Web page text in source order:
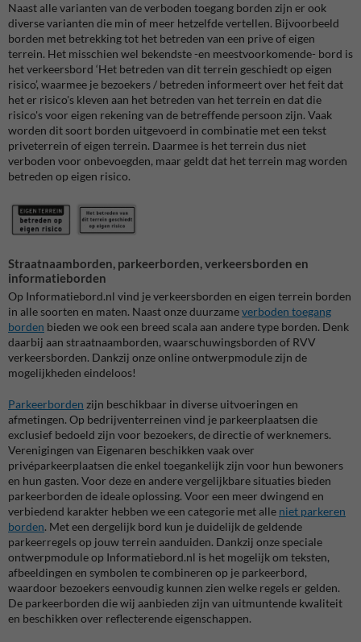
Naast alle varianten van de verboden toegang borden zijn er ook
diverse varianten die min of meer hetzelfde vertellen. Bijvoorbeeld
borden met betrekking tot het betreden van een prive of eigen
terrein. Het misschien wel bekendste -en meestvoorkomende- bord is
het verkeersbord ‘Het betreden van dit terrein geschiedt op eigen
risico’, waarmee je bezoekers / betreden informeert over het feit dat
het er risico's kleven aan het betreden van het terrein en dat die
risico's voor eigen rekening van de betreffende persoon zijn. Vaak
worden dit soort borden uitgevoerd in combinatie met een tekst
priveterrein of eigen terrein. Daarmee is het terrein dus niet
verboden voor onbevoegden, maar geldt dat het terrein mag worden
betreden op eigen risico.
Straatnaamborden, parkeerborden, verkeersborden en
informatieborden
Op Informatiebord.nl vind je verkeersborden en eigen terrein borden
in alle soorten en maten. Naast onze duurzameverboden toegang
borden bieden we ook een breed scala aan andere type borden. Denk
daarbij aan straatnaamborden, waarschuwingsborden of RVV
verkeersborden. Dankzij onze online ontwerpmodule zijn de
mogelijkheden eindeloos!
Parkeerborden zijn beschikbaar in diverse uitvoeringen en
afmetingen. Op bedrijventerreinen vind je parkeerplaatsen die
exclusief bedoeld zijn voor bezoekers, de directie of werknemers.
Verenigingen van Eigenaren beschikken vaak over
privéparkeerplaatsen die enkel toegankelijk zijn voor hun bewoners
en hun gasten. Voor deze en andere vergelijkbare situaties bieden
parkeerborden de ideale oplossing. Voor een meer dwingend en
verbiedend karakter hebben we een categorie met alle niet parkeren
borden. Met een dergelijk bord kun je duidelijk de geldende
parkeerregels op jouw terrein aanduiden. Dankzij onze speciale
ontwerpmodule op Informatiebord.nl is het mogelijk om teksten,
afbeeldingen en symbolen te combineren op je parkeerbord,
waardoor bezoekers eenvoudig kunnen zien welke regels er gelden.
De parkeerborden die wij aanbieden zijn van uitmuntende kwaliteit
en beschikken over reflecterende eigenschappen.